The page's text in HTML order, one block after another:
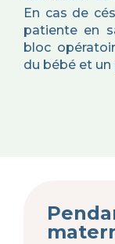
En cas de
patiente en
bloc
du bébé et